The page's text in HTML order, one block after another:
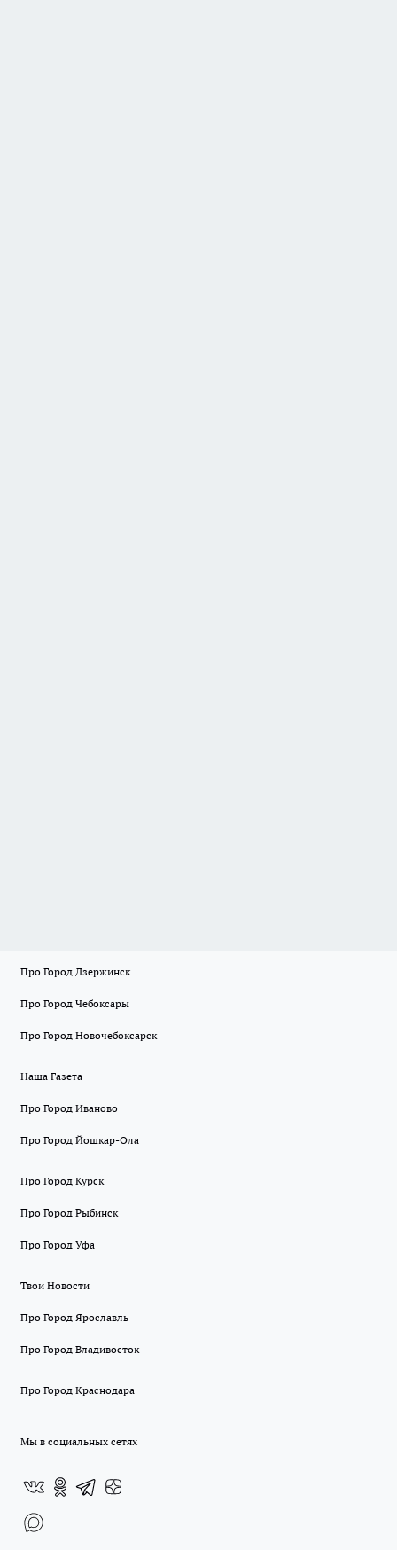
Про Город Дзержинск
Про Город Чебоксары
Про Город Новочебоксарск
Наша Газета
Про Город Иваново
Про Город Йошкар-Ола
Про Город Курск
Про Город Рыбинск
Про Город Уфа
Твои Новости
Про Город Ярославль
Про Город Владивосток
Про Город Краснодара
Мы в социальных сетях